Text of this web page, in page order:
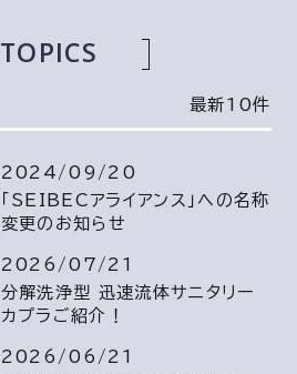
TOPICS
最新10件
2024/09/20
「SEIBECアライアンス」への名称
変更のお知らせ
2026/07/21
分解洗浄型 迅速流体サニタリー
カプラご紹介！
2026/06/21